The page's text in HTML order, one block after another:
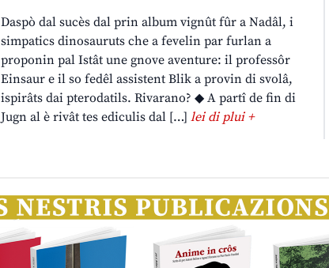
Daspò dal sucès dal prin album vignût fûr a Nadâl, i
simpatics dinosauruts che a fevelin par furlan a
proponin pal Istât une gnove aventure: il professôr
Einsaur e il so fedêl assistent Blik a provin di svolâ,
ispirâts dai pterodatils. Rivarano? ◆ A partî de fin di
Jugn al è rivât tes ediculis dal […] lei di plui +